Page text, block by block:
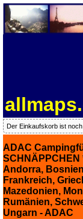
Der Einkaufskorb ist noch
ADAC
Andorra,
Frankreich,
Mazedonien,
Rumänien,
Ungarn - ADAC